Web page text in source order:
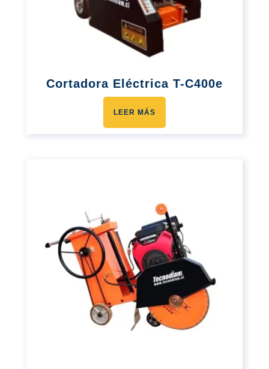
Cortadora Eléctrica T-C400e
LEER MÁS